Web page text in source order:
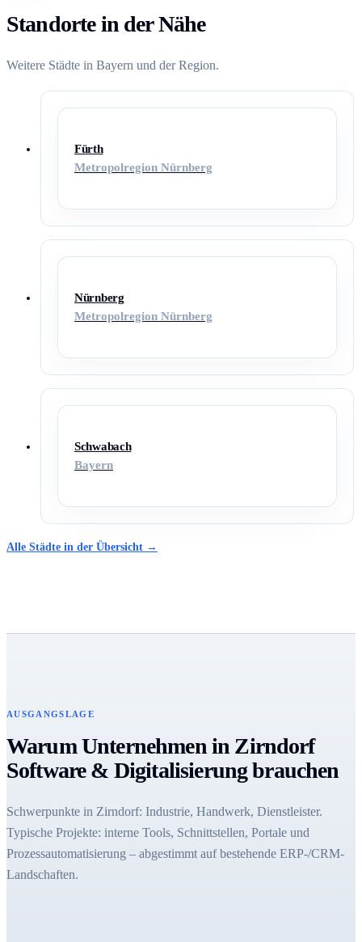
Standorte in der Nähe
Weitere Städte in Bayern und der Region.
Fürth
Metropolregion Nürnberg
Nürnberg
Metropolregion Nürnberg
Schwabach
Bayern
Alle Städte in der Übersicht →
AUSGANGSLAGE
Warum Unternehmen in Zirndorf
Software & Digitalisierung brauchen
Schwerpunkte in Zirndorf: Industrie, Handwerk, Dienstleister.
Typische Projekte: interne Tools, Schnittstellen, Portale und
Prozessautomatisierung – abgestimmt auf bestehende ERP-/CRM-
Landschaften.